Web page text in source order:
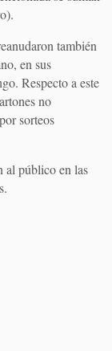
también
en sus
Respecto a este
no
sorteos
al público en las